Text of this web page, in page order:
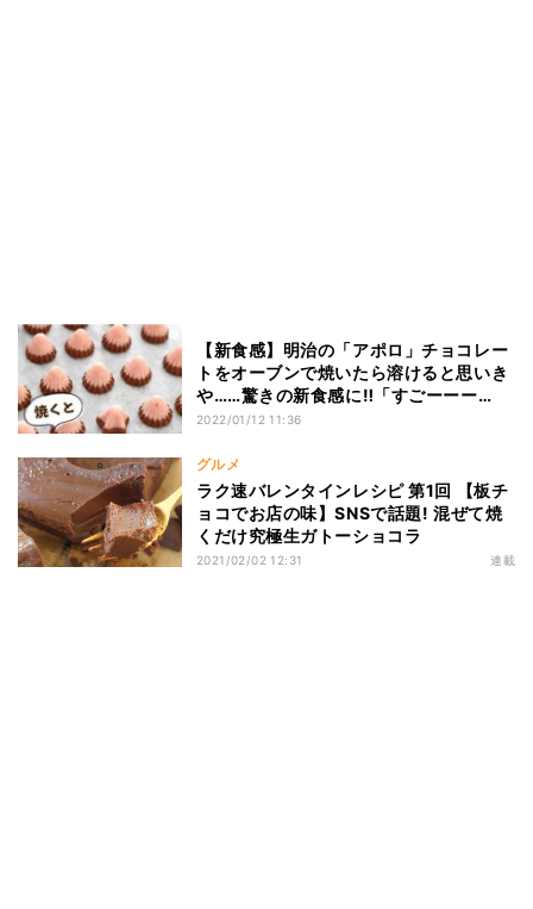
【新食感】明治の「アポロ」チョコレー
トをオーブンで焼いたら溶けると思いき
や……驚きの新食感に‼「すごーーー
い!!!」「天才!」「めっちゃ美味しそ
2022/01/12 11:36
グルメ
ラク速バレンタインレシピ 第1回 【板チ
ョコでお店の味】SNSで話題! 混ぜて焼
くだけ究極生ガトーショコラ
2021/02/02 12:31 連載